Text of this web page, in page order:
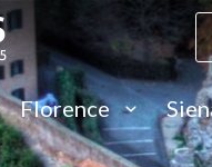
Florence